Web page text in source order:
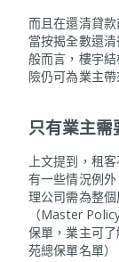
而且在還清貸
當按揭全數還
般而言，樓宇
險仍可為業主帶
只有業主需
上文提到，租
有一些情況例
理公司需為整
（Master
保單，業主可
苑總保單名單